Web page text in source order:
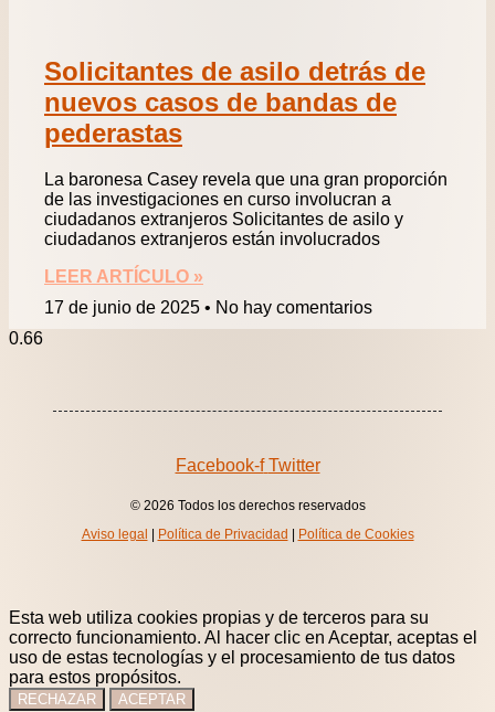
Solicitantes de asilo detrás de
nuevos casos de bandas de
pederastas
La baronesa Casey revela que una gran proporción
de las investigaciones en curso involucran a
ciudadanos extranjeros Solicitantes de asilo y
ciudadanos extranjeros están involucrados
LEER ARTÍCULO »
17 de junio de 2025
No hay comentarios
Facebook-f Twitter
© 2026 Todos los derechos reservados
Aviso legal
Política de Privacidad Política de Cookies
Esta web utiliza cookies propias y de terceros para su
correcto funcionamiento. Al hacer clic en Aceptar, aceptas el
uso de estas tecnologías y el procesamiento de tus datos
para estos propósitos.
RECHAZAR ACEPTAR